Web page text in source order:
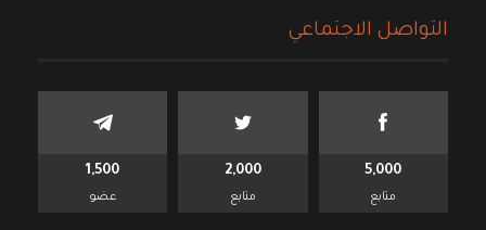
التواصل الاجتماعي
5,000
متابع
2,000
متابع
1,500
عضو